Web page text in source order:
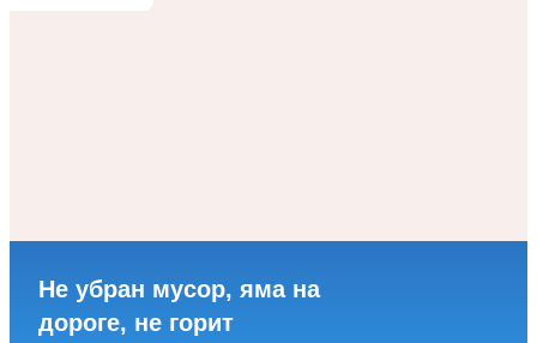
Не убран мусор, яма на
дороге, не горит